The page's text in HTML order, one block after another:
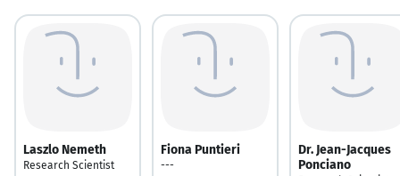
Laszlo Nemeth
Research Scientist
Fiona Puntieri
---
Dr. Jean-Jacques
Ponciano